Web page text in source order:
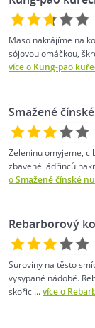
Maso nakrájíme na
sójovou omáčkou,
více o Kung-pao
Smažené
Zeleninu omyjeme,
zbavené jádřinců
o Smažené čínské
Rebarborový
Suroviny na těsto
vysypané nádobě.
skořici...více o